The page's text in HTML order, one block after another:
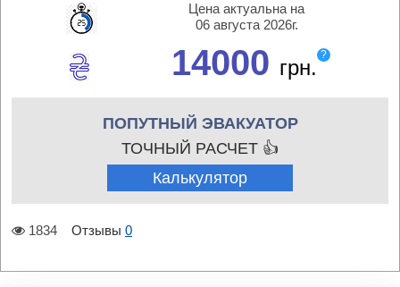
Цена актуальна на
06 августа 2026г.
14000 грн.
?
ПОПУТНЫЙ ЭВАКУАТОР
ТОЧНЫЙ РАСЧЕТ 👍
Калькулятор
1834 Отзывы 0